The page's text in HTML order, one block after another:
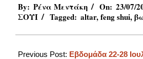
07-
23
By: Ρένα Μεντάκη On: 23/07/
ΣΟΥΙ
Tagged: altar,feng shui,
Previous Post: Εβδομάδα 22-28